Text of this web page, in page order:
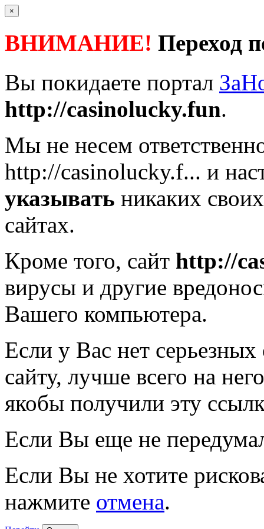
×
ВНИМАНИЕ! Переход
Вы покидаете портал
http://casinolucky.fun.
Мы не несем
http://casinolucky.f... и
указывать никаких
сайтах.
Кроме того, сайт http://
вирусы и другие
Вашего компьютера.
Если у Вас нет
сайту, лучше всего на
якобы получили эту
Если Вы еще не
Если Вы не хотите
нажмите отмена.